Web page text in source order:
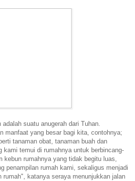
suatu anugerah dari Tuhan.
manfaat yang besar bagi kita, contohnya;
tanaman obat, tanaman buah dan
temui di rumahnya untuk berbincang-
kebun rumahnya yang tidak begitu luas,
penampilan rumah kami, sekaligus menjadi
rumah", katanya seraya menunjukkan jalan